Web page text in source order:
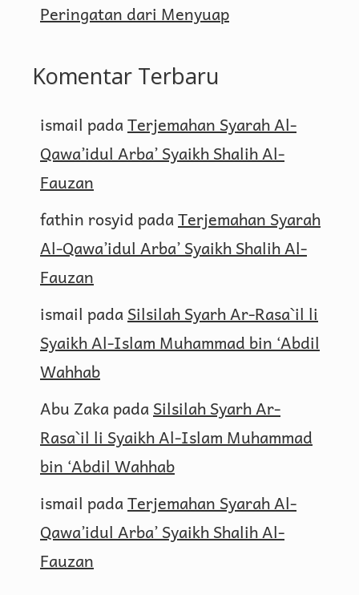
Peringatan dari Menyuap
Komentar Terbaru
ismail padaTerjemahan Syarah Al-
Qawa’idul Arba’ Syaikh Shalih Al-
Fauzan
fathin rosyid padaTerjemahan Syarah
Al-Qawa’idul Arba’ Syaikh Shalih Al-
Fauzan
ismail padaSilsilah Syarh Ar-Rasa`il li
Syaikh Al-Islam Muhammad bin ‘Abdil
Wahhab
Abu ZakapadaSilsilah Syarh Ar-
Rasa`il li Syaikh Al-Islam Muhammad
bin ‘Abdil Wahhab
ismail padaTerjemahan Syarah Al-
Qawa’idul Arba’ Syaikh Shalih Al-
Fauzan